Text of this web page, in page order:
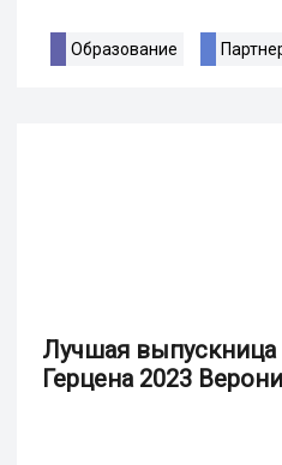
Образование
Лучшая
Герцена 2023